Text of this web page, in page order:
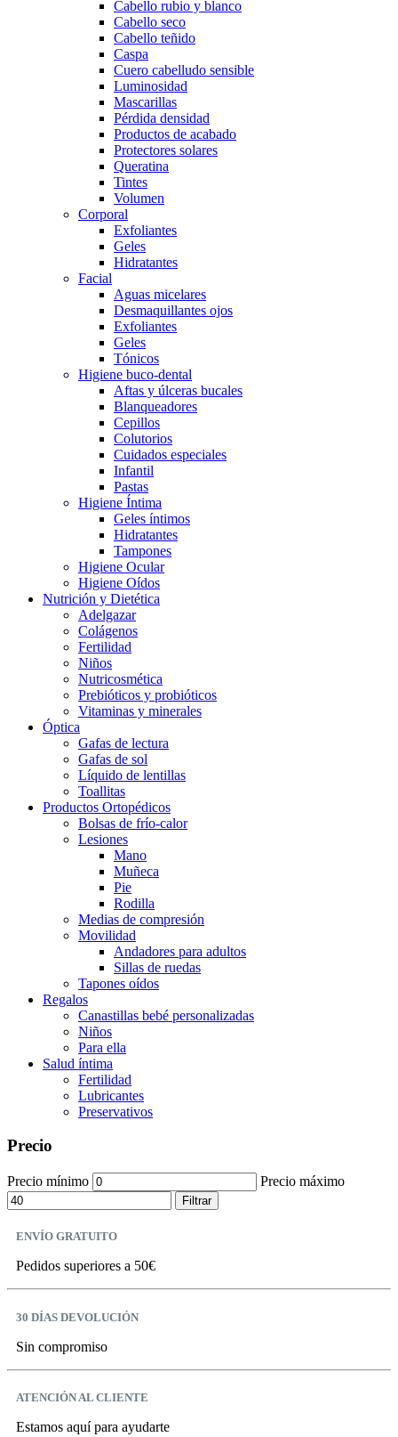
Cabello rubio y blanco
Cabello seco
Cabello teñido
Caspa
Cuero cabelludo sensible
Luminosidad
Mascarillas
Pérdida densidad
Productos de acabado
Protectores solares
Queratina
Tintes
Volumen
Corporal
Exfoliantes
Geles
Hidratantes
Facial
Aguas micelares
Desmaquillantes ojos
Exfoliantes
Geles
Tónicos
Higiene buco-dental
Aftas y úlceras bucales
Blanqueadores
Cepillos
Colutorios
Cuidados especiales
Infantil
Pastas
Higiene Íntima
Geles íntimos
Hidratantes
Tampones
Higiene Ocular
Higiene Oídos
Nutrición y Dietética
Adelgazar
Colágenos
Fertilidad
Niños
Nutricosmética
Prebióticos y probióticos
Vitaminas y minerales
Óptica
Gafas de lectura
Gafas de sol
Líquido de lentillas
Toallitas
Productos Ortopédicos
Bolsas de frío-calor
Lesiones
Mano
Muñeca
Pie
Rodilla
Medias de compresión
Movilidad
Andadores para adultos
Sillas de ruedas
Tapones oídos
Regalos
Canastillas bebé personalizadas
Niños
Para ella
Salud íntima
Fertilidad
Lubricantes
Preservativos
Precio
Precio mínimo Precio máximo
Filtrar
ENVÍO GRATUITO
Pedidos superiores a 50€
30 DÍAS DEVOLUCIÓN
Sin compromiso
ATENCIÓN AL CLIENTE
Estamos aquí para ayudarte